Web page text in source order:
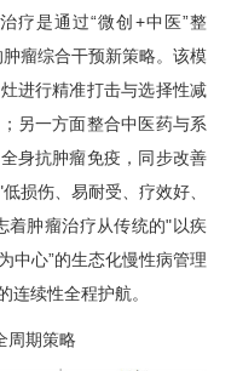
疗是通过“微创+中医”整
肿瘤综合干预新策略。该模
进行精准打击与选择性减
另一方面整合中医药与系
身抗肿瘤免疫，同步改善
损伤、易耐受、疗效好、
着肿瘤治疗从传统的"以疾
中心”的生态化慢性病管理
连续性全程护航。
周期策略